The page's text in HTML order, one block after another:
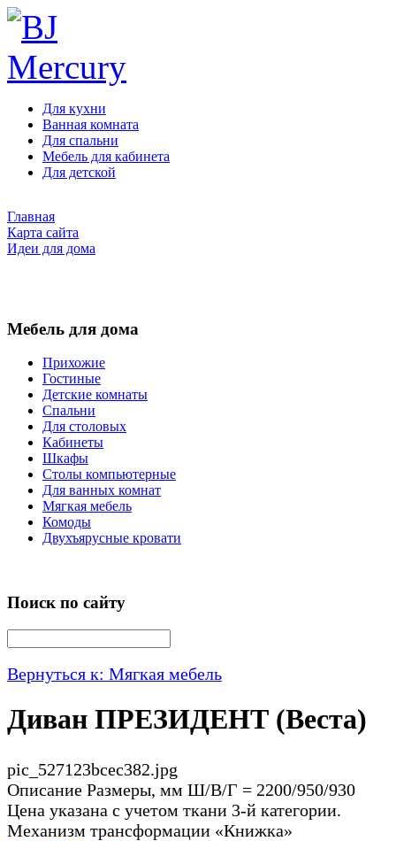
Для кухни
Ванная комната
Для спальни
Мебель для кабинета
Для детской
Главная
Карта сайта
Идеи для дома
Мебель для дома
Прихожие
Гостиные
Детские комнаты
Спальни
Для столовых
Кабинеты
Шкафы
Столы компьютерные
Для ванных комнат
Мягкая мебель
Комоды
Двухъярусные кровати
Поиск по сайту
Вернуться к: Мягкая мебель
Диван ПРЕЗИДЕНТ (Веста)
pic_527123bcec382.jpg
Описание Размеры, мм Ш/В/Г = 2200/950/930
Цена указана с учетом ткани 3-й категории.
Механизм трансформации «Книжка»